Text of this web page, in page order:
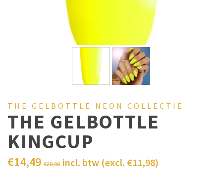
THE GELBOTTLE NEON COLLECTIE
THE GELBOTTLE
KINGCUP
€28,98
€14,49 incl. btw (excl. €11,98)